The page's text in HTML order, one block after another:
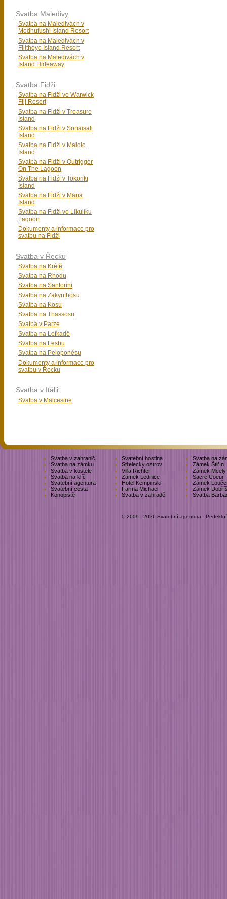
Svatba Maledivy
Svatba na Maledivách v
Medhufushi Island Resort
Svatba na Maledivách v
Filitheyo Island Resort
Svatba na Maledivách v
Island Hideaway
Svatba Fidži
Svatba na Fidži ve Warwick
Fiji Resort
Svatba na Fidži v Treasure
Island
Svatba na Fidži v Sonaisali
Island
Svatba na Fidži v Malolo
Island
Svatba na Fidži v Outrigger
On The Lagoon
Svatba na Fidži v Tokoriki
Island
Svatba na Fidži v Mana
Island
Svatba na Fidži ve Likuliku
Lagoon
Dokumenty a informace pro
svatbu na Fidži
Svatba v Řecku
Svatba na Krétě
Svatba na Rhodu
Svatba na Santorini
Svatba na Zakynthosu
Svatba na Kosu
Svatba na Thassosu
Svatba v Parze
Svatba na Lefkadě
Svatba na Lesbu
Svatba na Peloponésu
Dokumenty a informace pro
svatbu v Řecku
Svatba v Itálii
Svatba v Malcesine
Svatba v zahraničí Svatební hostina
Svatba na
Svatba na zámku
Střelecký ostrov
Zámek Štiřín
Svatba v kostele
Villa Richter
Zámek Mcely
Svatba na klíč
Zámek Lednice
Sacre Coeur
Svatební agentura
Hotel Kempinski
Zámek
Svatební cesta
Farma Michael
Zámek
Konopiště
Svatba v zahradě Svatba
© 2009 - 2026 Svatební agentura -